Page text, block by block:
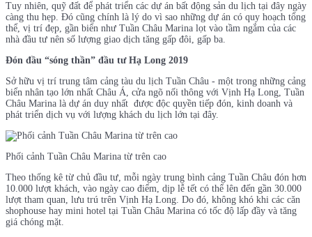
Tuy nhiên, quỹ đất để phát triển các dự án bất động sản du lịch tại đây ngày
càng thu hẹp. Đó cũng chính là lý do vì sao những dự án có quy hoạch tổng
thể, vị trí đẹp, gần biển như Tuần Châu Marina lọt vào tầm ngắm của các
nhà đầu tư nên số lượng giao dịch tăng gấp đôi, gấp ba.
Đón đầu “sóng thần” đầu tư Hạ Long 2019
Sở hữu vị trí trung tâm cảng tàu du lịch Tuần Châu - một trong những cảng
biển nhân tạo lớn nhất Châu Á, cửa ngõ nối thông với Vịnh Hạ Long, Tuần
Châu Marina là dự án duy nhất được độc quyền tiếp đón, kinh doanh và
phát triển dịch vụ với lượng khách du lịch lớn tại đây.
Phối cảnh Tuần Châu Marina từ trên cao
Theo thống kê từ chủ đầu tư, mỗi ngày trung bình cảng Tuần Châu đón hơn
10.000 lượt khách, vào ngày cao điểm, dịp lễ tết có thể lên đến gần 30.000
lượt tham quan, lưu trú trên Vịnh Hạ Long. Do đó, không khó khi các căn
shophouse hay mini hotel tại Tuần Châu Marina có tốc độ lấp đầy và tăng
giá chóng mặt.